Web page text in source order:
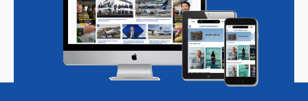
Magazine Podcasts Vacatures